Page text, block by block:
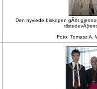
Den nyviede biskopen gÃ¥r
Foto: Tomasz A.